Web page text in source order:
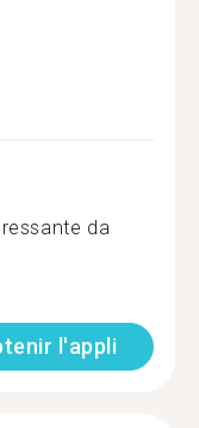
da
l'appli